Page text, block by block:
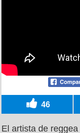
46
El artista de